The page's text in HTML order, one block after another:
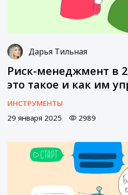
Дарья Тильная
Риск-менеджмент в
это такое и как им
ИНСТРУМЕНТЫ
29 января 2025
2989